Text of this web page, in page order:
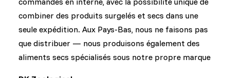
combiner des produits surgelés et secs dans une
seule expédition. Aux Pays-Bas, nous ne faisons pas
que distribuer — nous produisons également des
aliments secs spécialisés sous notre propre marque